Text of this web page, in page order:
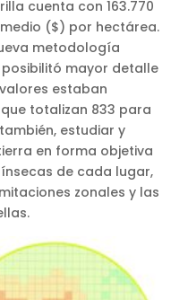
cuenta con 163.770
($) por hectárea.
metodología
mayor detalle
estaban
totalizan 833 para
estudiar y
en forma objetiva
de cada lugar,
zonales y las